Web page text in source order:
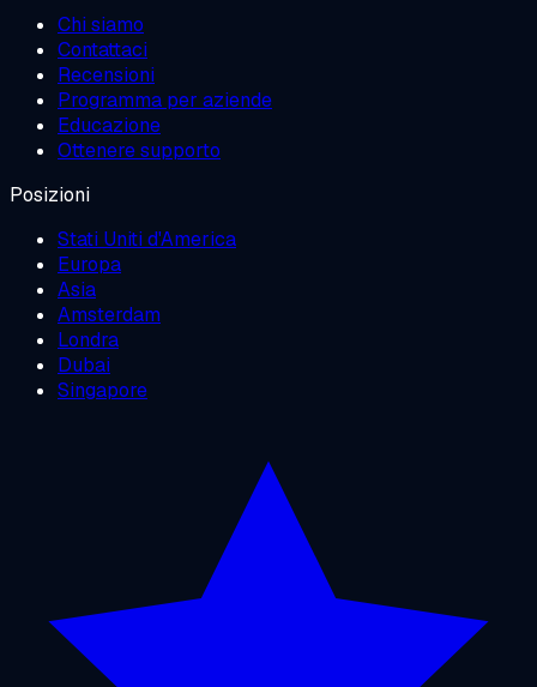
Chi siamo
Contattaci
Recensioni
Programma per aziende
Educazione
Ottenere supporto
Posizioni
Stati Uniti d'America
Europa
Asia
Amsterdam
Londra
Dubai
Singapore